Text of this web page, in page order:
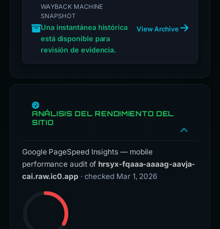
WAYBACK MACHINE
SNAPSHOT
Una instantánea histórica
está disponible para
revisión de evidencia.
View Archive
ANÁLISIS DEL RENDIMIENTO DEL
SITIO
Google PageSpeed Insights — mobile
performance audit of hrsyx-fqaaa-aaaag-aavja-
cai.raw.ic0.app · checked Mar 1, 2026